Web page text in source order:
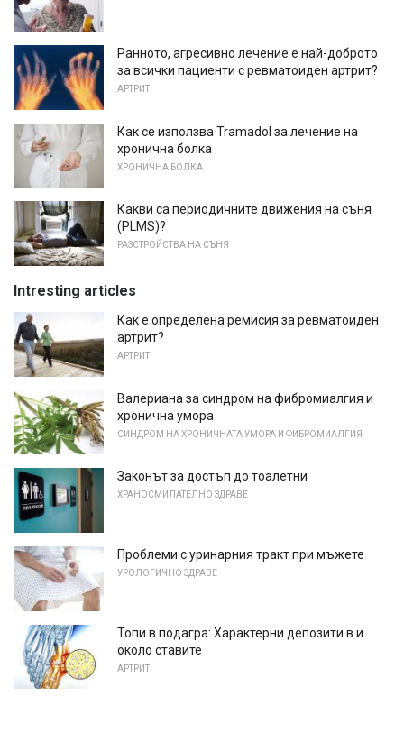
Ранното, агресивно лечение е най-доброто
за всички пациенти с ревматоиден артрит?
АРТРИТ
Как се използва Tramadol за лечение на
хронична болка
ХРОНИЧНА БОЛКА
Какви са периодичните движения на съня
(PLMS)?
РАЗСТРОЙСТВА НА СЪНЯ
Intresting articles
Как е определена ремисия за ревматоиден
артрит?
АРТРИТ
Валериана за синдром на фибромиалгия и
хронична умора
СИНДРОМ НА ХРОНИЧНАТА УМОРА И ФИБРОМИАЛГИЯ
Законът за достъп до тоалетни
ХРАНОСМИЛАТЕЛНО ЗДРАВЕ
Проблеми с уринарния тракт при мъжете
УРОЛОГИЧНО ЗДРАВЕ
Топи в подагра: Характерни депозити в и
около ставите
АРТРИТ